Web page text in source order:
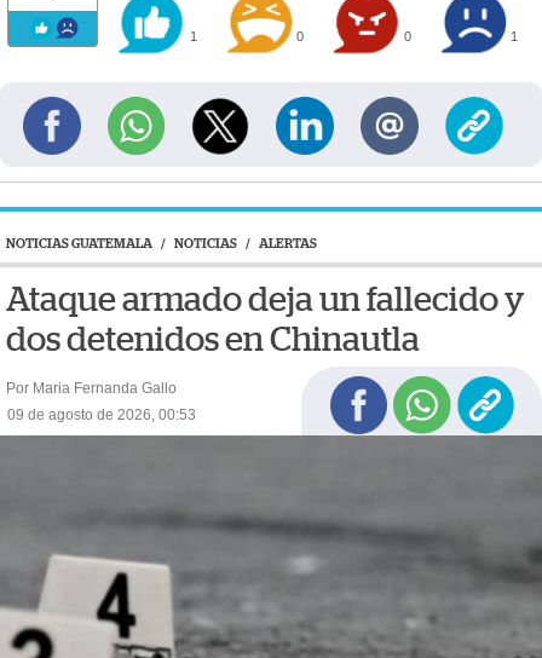
1 0 0 1
NOTICIAS GUATEMALA / NOTICIAS / ALERTAS
Ataque armado deja un fallecido y
dos detenidos en Chinautla
Por Maria Fernanda Gallo
09 de agosto de 2026, 00:53